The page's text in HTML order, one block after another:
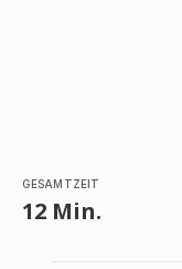
GESAMTZEIT
12 Min.